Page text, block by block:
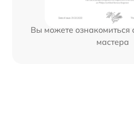
Вы можете ознакомиться
мастера